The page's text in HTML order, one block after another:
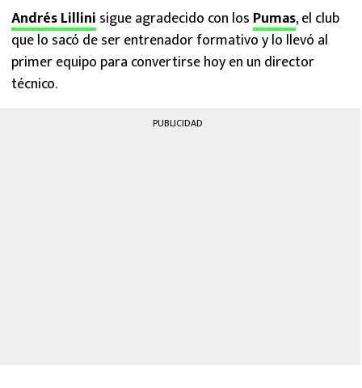
Andrés Lillini sigue agradecido con los Pumas, el club
que lo sacó de ser entrenador formativo y lo llevó al
primer equipo para convertirse hoy en un director
técnico.
PUBLICIDAD